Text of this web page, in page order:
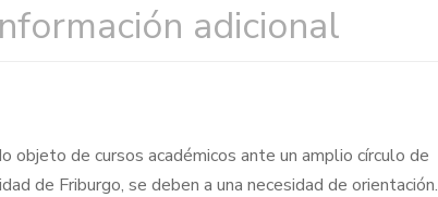
adicional
de cursos académicos ante un amplio círculo de
de Friburgo, se deben a una necesidad de orientación.